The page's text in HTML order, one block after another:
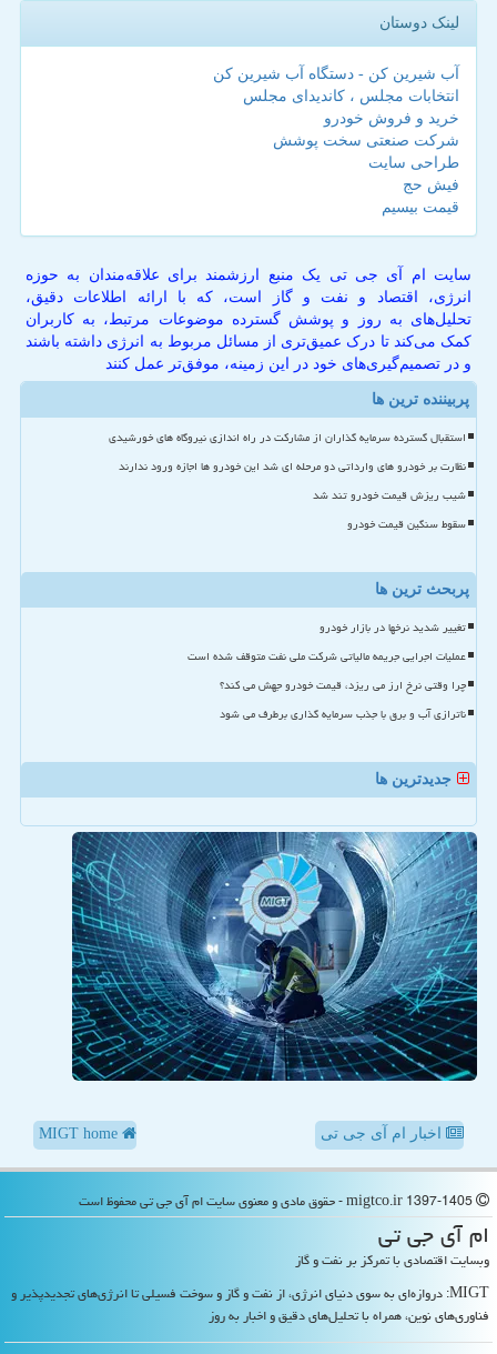
لینک دوستان
آب شیرین کن - دستگاه آب شیرین کن
انتخابات مجلس ، کاندیدای مجلس
خرید و فروش خودرو
شرکت صنعتی سخت پوشش
طراحی سایت
فیش حج
قیمت بیسیم
سایت ام آی جی تی یک منبع ارزشمند برای علاقه‌مندان به حوزه
انرژی، اقتصاد و نفت و گاز است، که با ارائه اطلاعات دقیق،
تحلیل‌های به روز و پوشش گسترده موضوعات مرتبط، به کاربران
کمک می‌کند تا درک عمیق‌تری از مسائل مربوط به انرژی داشته باشند
و در تصمیم‌گیری‌های خود در این زمینه، موفق‌تر عمل کنند
پربیننده ترین ها
استقبال گسترده سرمایه گذاران از مشارکت در راه اندازی نیروگاه های خورشیدی
نظارت بر خودرو های وارداتی دو مرحله ای شد این خودرو ها اجازه ورود ندارند
شیب ریزش قیمت خودرو تند شد
سقوط سنگین قیمت خودرو
پربحث ترین ها
تغییر شدید نرخها در بازار خودرو
عملیات اجرایی جریمه مالیاتی شرکت ملی نفت متوقف شده است
چرا وقتی نرخ ارز می ریزد، قیمت خودرو جهش می کند؟
ناترازی آب و برق با جذب سرمایه گذاری برطرف می شود
جدیدترین ها
اخبار ام آی جی تی
ام آی جی تی
وبسایت اقتصادی با تمرکز بر نفت و گاز
MIGT: دروازه‌ای به سوی دنیای انرژی، از نفت و گاز و سوخت فسیلی تا انرژی‌های تجدیدپذیر و
فناوری‌های نوین، همراه با تحلیل‌های دقیق و اخبار به روز